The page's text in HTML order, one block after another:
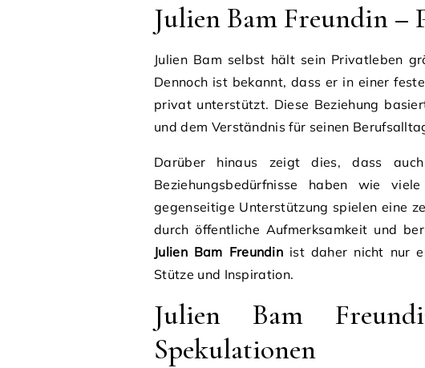
Julien Bam Freundin –
Julien Bam selbst hält sein Privatleben
Dennoch ist bekannt, dass er in einer
privat unterstützt. Diese Beziehung
und dem Verständnis für seinen
Darüber hinaus zeigt dies, dass
Beziehungsbedürfnisse haben wie
gegenseitige Unterstützung spielen eine
durch öffentliche Aufmerksamkeit und
Julien Bam Freundin ist daher nicht nur
Stütze und Inspiration.
Julien Bam
Spekulationen